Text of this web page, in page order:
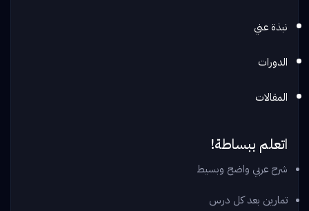
نبذة عني
الدورات
المقالات
اتعلم ببساطة!
شرح عربي واضح وبسيط
تمارين بعد كل درس